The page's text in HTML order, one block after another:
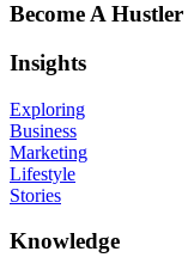
Become A Hustler
Insights
Exploring
Business
Marketing
Lifestyle
Stories
Knowledge